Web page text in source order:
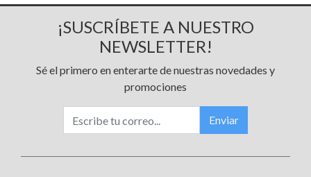
¡SUSCRÍBETE A NUESTRO
NEWSLETTER!
Sé el primero en enterarte de nuestras novedades y
promociones
Enviar